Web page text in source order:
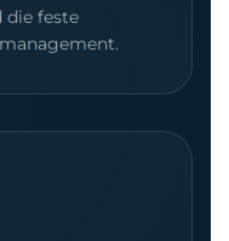
die feste